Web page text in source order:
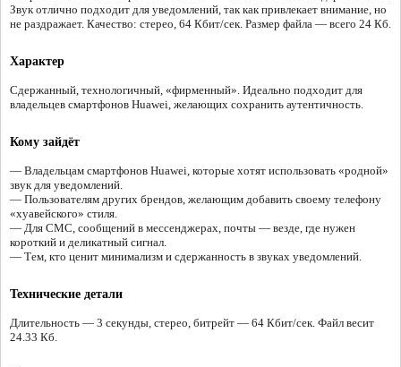
Звук отлично подходит для уведомлений, так как привлекает внимание, но
не раздражает. Качество: стерео, 64 Кбит/сек. Размер файла — всего 24 Кб.
Характер
Сдержанный, технологичный, «фирменный». Идеально подходит для
владельцев смартфонов Huawei, желающих сохранить аутентичность.
Кому зайдёт
— Владельцам смартфонов Huawei, которые хотят использовать «родной»
звук для уведомлений.
— Пользователям других брендов, желающим добавить своему телефону
«хуавейского» стиля.
— Для СМС, сообщений в мессенджерах, почты — везде, где нужен
короткий и деликатный сигнал.
— Тем, кто ценит минимализм и сдержанность в звуках уведомлений.
Технические детали
Длительность — 3 секунды, стерео, битрейт — 64 Кбит/сек. Файл весит
24.33 Кб.